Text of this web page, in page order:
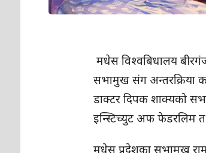
मधेस विश्वबिधालय
सभामुख संग अन्तरक्रिया
डाक्टर दिपक शाक्यको
इन्स्टिच्युट अफ फेडरलिम
मधेस प्रदेशका सभामुख